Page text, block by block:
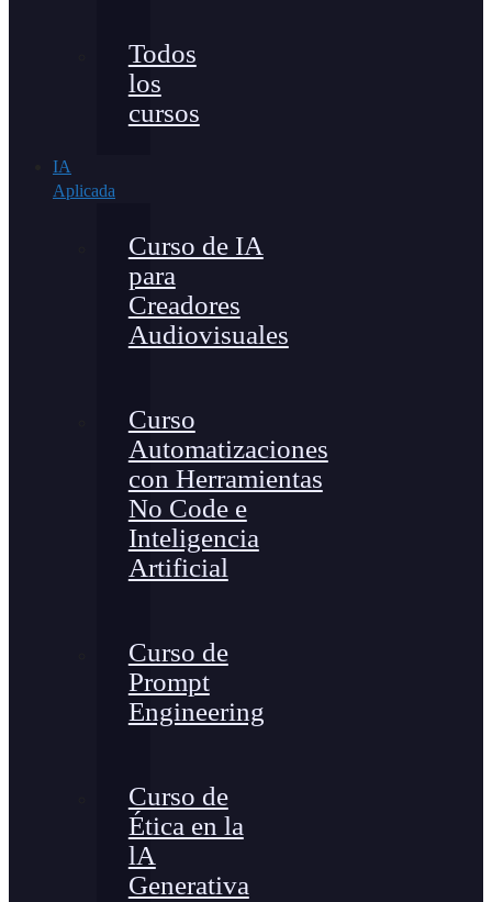
Todos
los
cursos
IA
Aplicada
Curso de IA
para
Creadores
Audiovisuales
Curso
Automatizaciones
con Herramientas
No Code e
Inteligencia
Artificial
Curso de
Prompt
Engineering
Curso de
Ética en la
lA
Generativa